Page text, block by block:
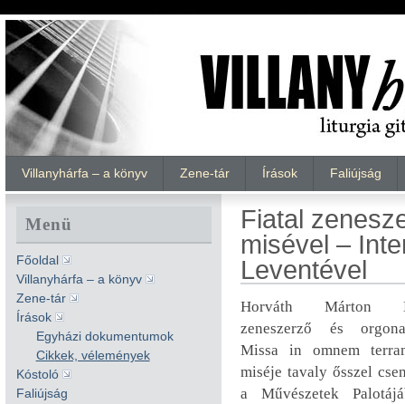
Villanyhárfa – a könyv Zene-tár Írások Faliújság
Menü
Főoldal
Villanyhárfa – a könyv
Zene-tár
Írások
Egyházi dokumentumok
Cikkek, vélemények
Kóstoló
Faliújság
Fiatal
misével –
Leventével
Horváth Márton
zeneszerző és
Missa in omnem
miséje tavaly ősszel
a Művészetek